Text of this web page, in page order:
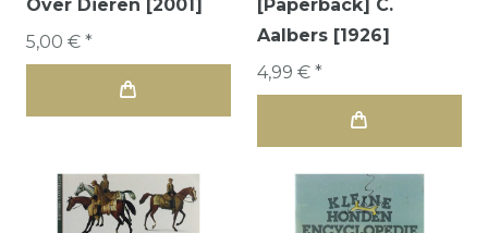
Over Dieren [2001]
5,00 € *
[Paperback] C.
Aalbers [1926]
4,99 € *